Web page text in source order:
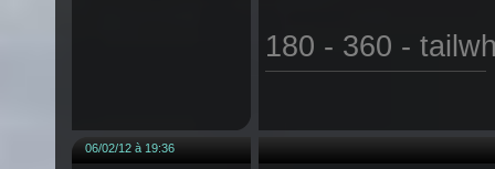
180 - 360 -
06/02/12 à 19:36